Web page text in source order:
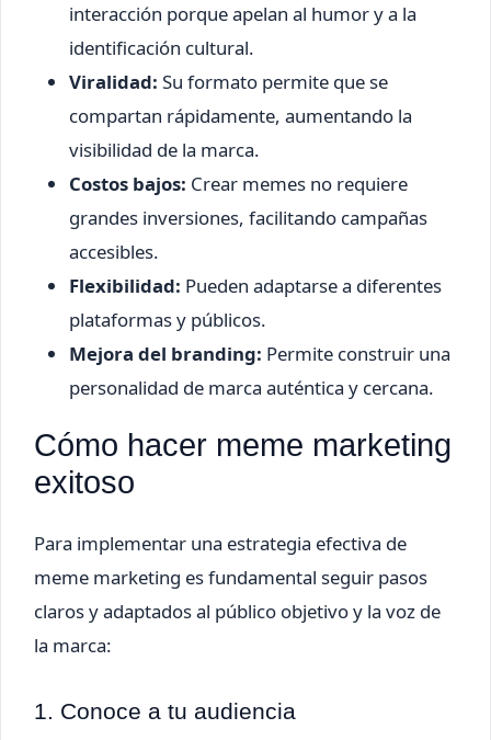
interacción porque apelan al humor y a la
identificación cultural.
Viralidad: Su formato permite que se
compartan rápidamente, aumentando la
visibilidad de la marca.
Costos bajos: Crear memes no requiere
grandes inversiones, facilitando campañas
accesibles.
Flexibilidad: Pueden adaptarse a diferentes
plataformas y públicos.
Mejora del branding: Permite construir una
personalidad de marca auténtica y cercana.
Cómo hacer meme marketing
exitoso
Para implementar una estrategia efectiva de
meme marketing es fundamental seguir pasos
claros y adaptados al público objetivo y la voz de
la marca:
1. Conoce a tu audiencia